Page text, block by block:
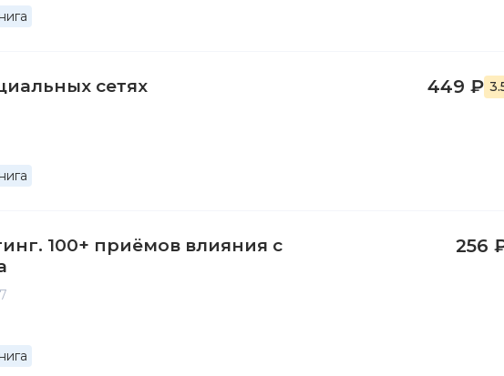
сетях 449 ₽
100+ приёмов влияния с
256